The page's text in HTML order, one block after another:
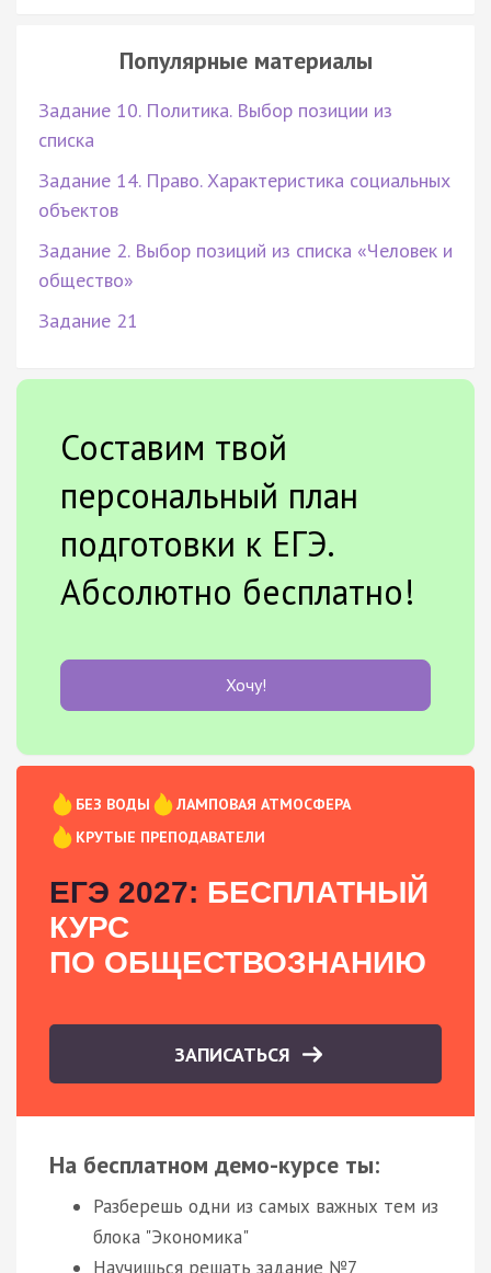
Популярные материалы
Задание 10. Политика. Выбор позиции из
списка
Задание 14. Право. Характеристика социальных
объектов
Задание 2. Выбор позиций из списка «Человек и
общество»
Задание 21
Составим твой
персональный план
подготовки к ЕГЭ.
Абсолютно бесплатно!
Хочу!
БЕЗ ВОДЫ
ЛАМПОВАЯ АТМОСФЕРА
КРУТЫЕ ПРЕПОДАВАТЕЛИ
ЕГЭ 2027: БЕСПЛАТНЫЙ
КУРС
ПО ОБЩЕСТВОЗНАНИЮ
ЗАПИСАТЬСЯ
На бесплатном демо-курсе ты:
Разберешь одни из самых важных тем из
блока "Экономика"
Научишься решать задание №7